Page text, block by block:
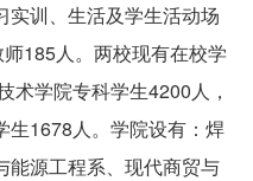
实训、生活及学生活动场
185人。两校现有在校学
术学院专科学生4200人，
生1678人。学院设有：焊
能源工程系、现代商贸与